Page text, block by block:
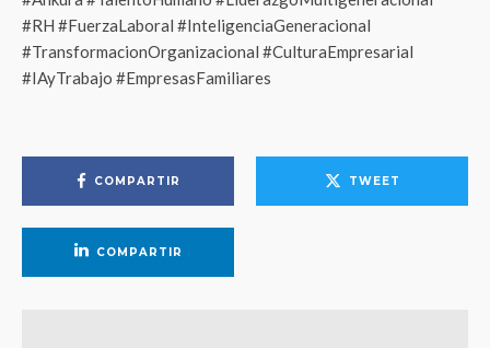
#RH #FuerzaLaboral #InteligenciaGeneracional
#TransformacionOrganizacional #CulturaEmpresarial
#IAyTrabajo #EmpresasFamiliares
COMPARTIR TWEET
COMPARTIR